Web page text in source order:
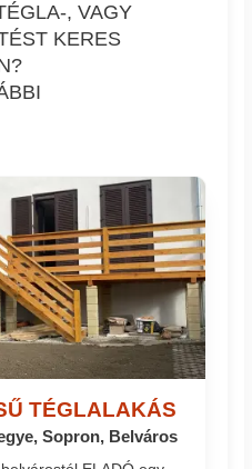
, VAGY
KERES
TÉGLALAKÁS
Sopron, Belváros